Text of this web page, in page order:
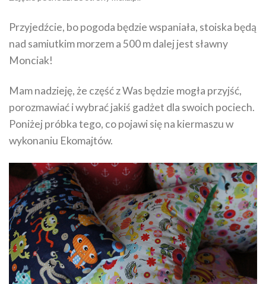
Przyjedźcie, bo pogoda będzie wspaniała, stoiska będą
nad samiutkim morzem a 500 m dalej jest sławny
Monciak!
Mam nadzieję, że część z Was będzie mogła przyjść,
porozmawiać i wybrać jakiś gadżet dla swoich pociech.
Poniżej próbka tego, co pojawi się na kiermaszu w
wykonaniu Ekomajtów.